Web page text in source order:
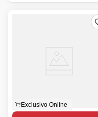
Exclusivo Online